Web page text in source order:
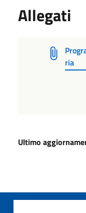
Allegati
ria
Ultimo